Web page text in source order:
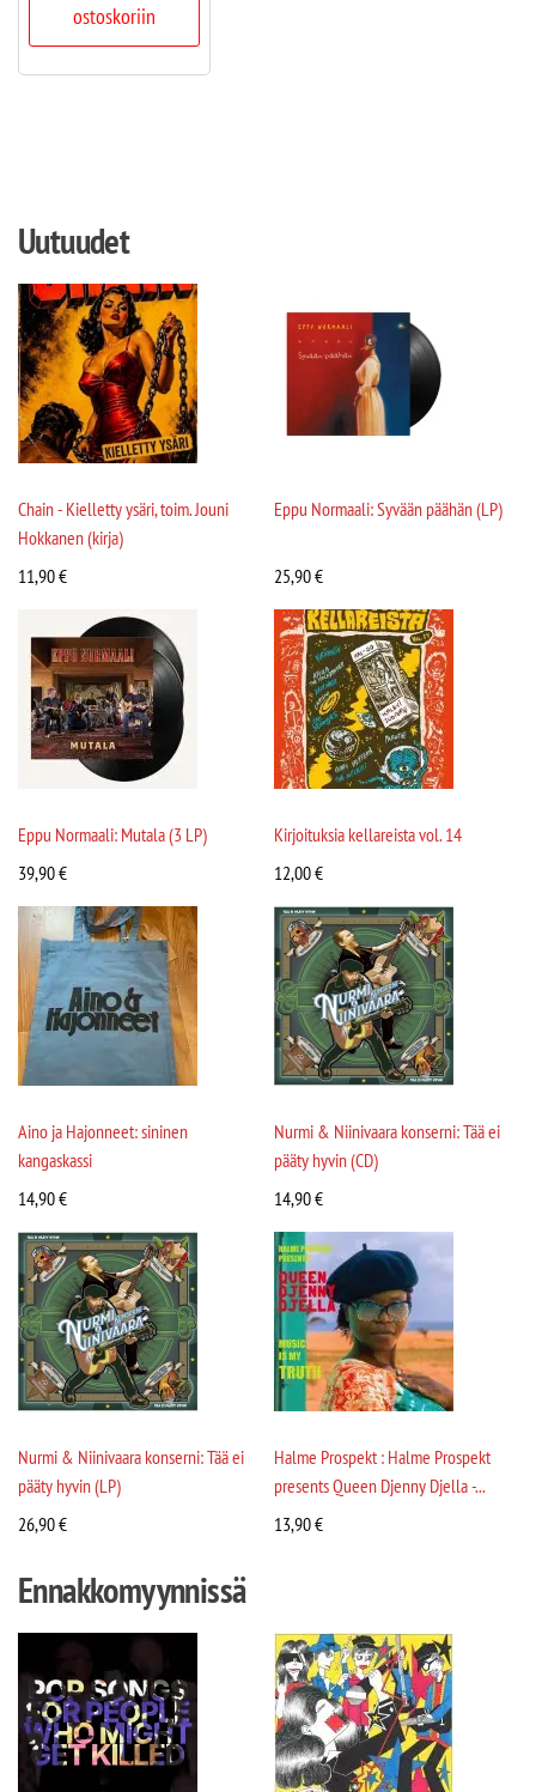
ostoskoriin
Uutuudet
Chain - Kielletty ysäri, toim. Jouni
Hokkanen (kirja)
11,90€
Eppu Normaali: Syvään päähän (LP)
25,90€
Eppu Normaali: Mutala (3 LP)
39,90€
Kirjoituksia kellareista vol. 14
12,00€
Aino ja Hajonneet: sininen
kangaskassi
14,90€
Nurmi & Niinivaara konserni: Tää ei
pääty hyvin (CD)
14,90€
Nurmi & Niinivaara konserni: Tää ei
pääty hyvin (LP)
26,90€
Halme Prospekt : Halme Prospekt
presents Queen Djenny Djella -...
13,90€
Ennakkomyynnissä